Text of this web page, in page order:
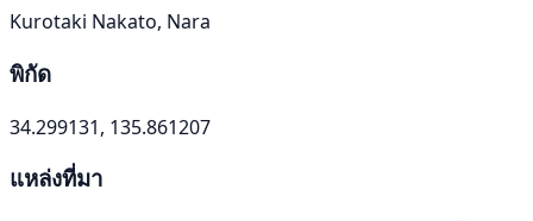
Kurotaki Nakato, Nara
พิกัด
34.299131, 135.861207
แหล่งที่มา